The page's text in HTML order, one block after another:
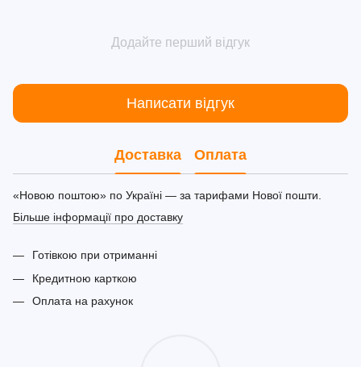
Додайте перший відгук
Написати відгук
Доставка Оплата
«Новою поштою» по Україні — за тарифами Нової пошти.
Більше інформації про доставку
Готівкою при отриманні
Кредитною карткою
Оплата на рахунок